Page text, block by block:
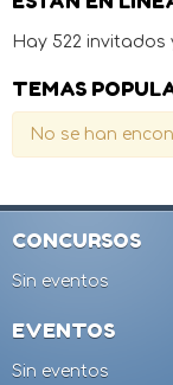
Hay 522 invitados
TEMAS
No se han
CONCURSOS
Sin eventos
EVENTOS
Sin eventos